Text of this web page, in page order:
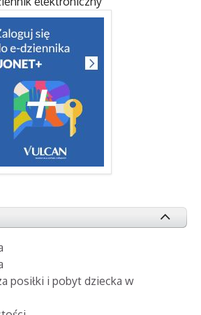
posiłki i pobyt dziecka w